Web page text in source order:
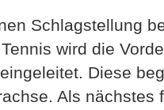
Schlagstellung
wird die
Diese
Als nächstes